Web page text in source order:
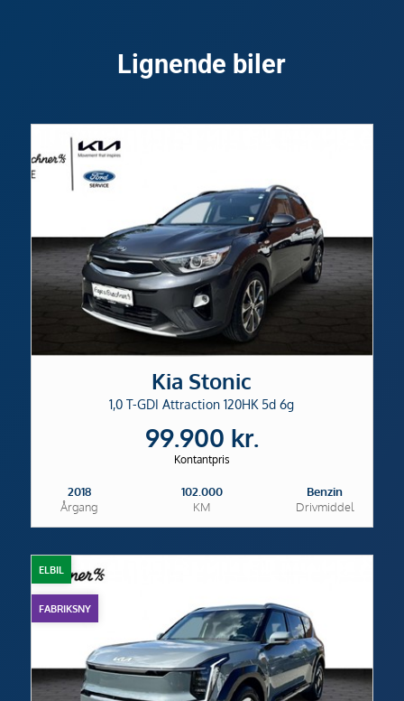
Lignende biler
Kia Stonic
1,0 T-GDI Attraction 120HK 5d 6g
99.900 kr.
Kontantpris
2018
Årgang
102.000
KM
Benzin
Drivmiddel
ELBIL
FABRIKSNY